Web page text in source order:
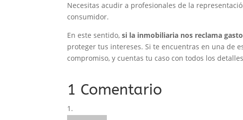
Necesitas acudir a profesionales de la
consumidor.
En este sentido, si la inmobiliaria nos reclama
proteger tus intereses. Si te encuentras en una de
compromiso, y cuentas tu caso con todos los
1 Comentario